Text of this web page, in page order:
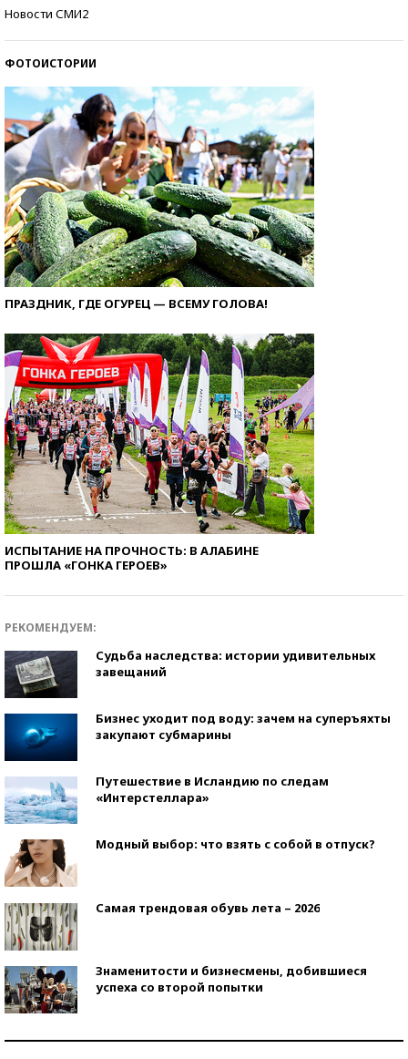
Новости СМИ2
ФОТОИСТОРИИ
ПРАЗДНИК, ГДЕ ОГУРЕЦ — ВСЕМУ ГОЛОВА!
ИСПЫТАНИЕ НА ПРОЧНОСТЬ: В АЛАБИНЕ
ПРОШЛА «ГОНКА ГЕРОЕВ»
РЕКОМЕНДУЕМ:
Судьба наследства: истории удивительных
завещаний
Бизнес уходит под воду: зачем на суперъяхты
закупают субмарины
Путешествие в Исландию по следам
«Интерстеллара»
Модный выбор: что взять с собой в отпуск?
Самая трендовая обувь лета – 2026
Знаменитости и бизнесмены, добившиеся
успеха со второй попытки